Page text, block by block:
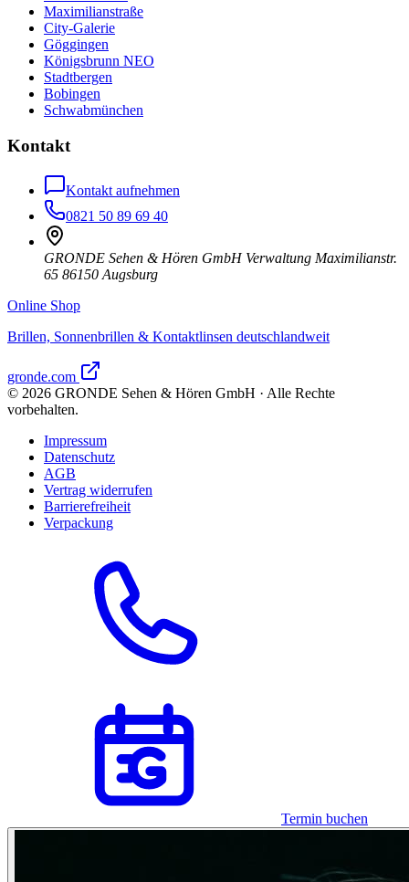
Maximilianstraße
City-Galerie
Göggingen
Königsbrunn NEO
Stadtbergen
Bobingen
Schwabmünchen
Kontakt
Kontakt aufnehmen
0821 50 89 69 40
GRONDE Sehen & Hören GmbH Verwaltung Maximilianstr.
65 86150 Augsburg
Online Shop
Brillen, Sonnenbrillen & Kontaktlinsen deutschlandweit
gronde.com
© 2026 GRONDE Sehen & Hören GmbH · Alle Rechte
vorbehalten.
Impressum
Datenschutz
AGB
Vertrag widerrufen
Barrierefreiheit
Verpackung
Termin buchen